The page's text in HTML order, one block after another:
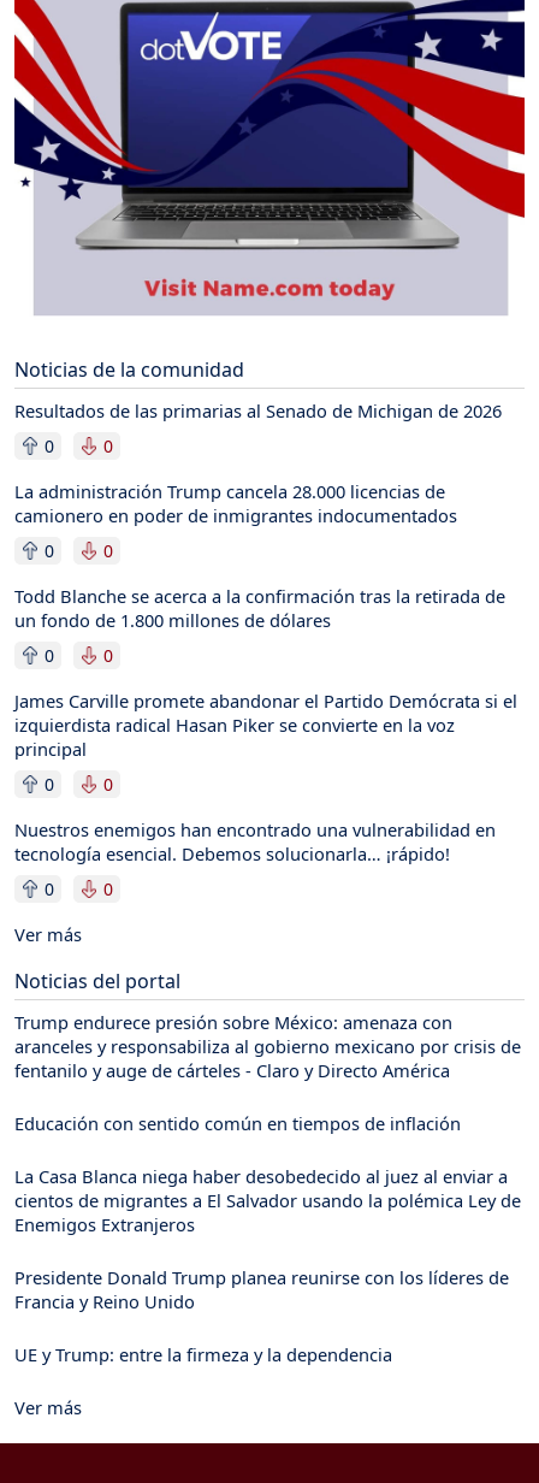
Noticias de la comunidad
Resultados de las primarias al Senado de Michigan de 2026
0 0
La administración Trump cancela 28.000 licencias de
camionero en poder de inmigrantes indocumentados
0 0
Todd Blanche se acerca a la confirmación tras la retirada de
un fondo de 1.800 millones de dólares
0 0
James Carville promete abandonar el Partido Demócrata si el
izquierdista radical Hasan Piker se convierte en la voz
principal
0 0
Nuestros enemigos han encontrado una vulnerabilidad en
tecnología esencial. Debemos solucionarla… ¡rápido!
0 0
Ver más
Noticias del portal
Trump endurece presión sobre México: amenaza con
aranceles y responsabiliza al gobierno mexicano por crisis de
fentanilo y auge de cárteles - Claro y Directo América
Educación con sentido común en tiempos de inflación
La Casa Blanca niega haber desobedecido al juez al enviar a
cientos de migrantes a El Salvador usando la polémica Ley de
Enemigos Extranjeros
Presidente Donald Trump planea reunirse con los líderes de
Francia y Reino Unido
UE y Trump: entre la firmeza y la dependencia
Ver más